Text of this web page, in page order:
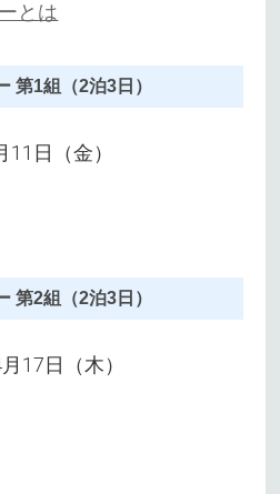
とは
第1組（2泊3日）
日（金）
第2組（2泊3日）
17日（木）